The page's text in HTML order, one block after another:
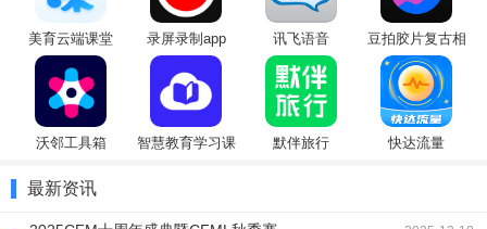
美育云端课堂
（Cloud
Classroom）
录屏录制app 讯飞语音
豆拍胶片复古相
机
沃邻工具箱
智慧教育学习课
默伴旅行 快达流量
最新资讯